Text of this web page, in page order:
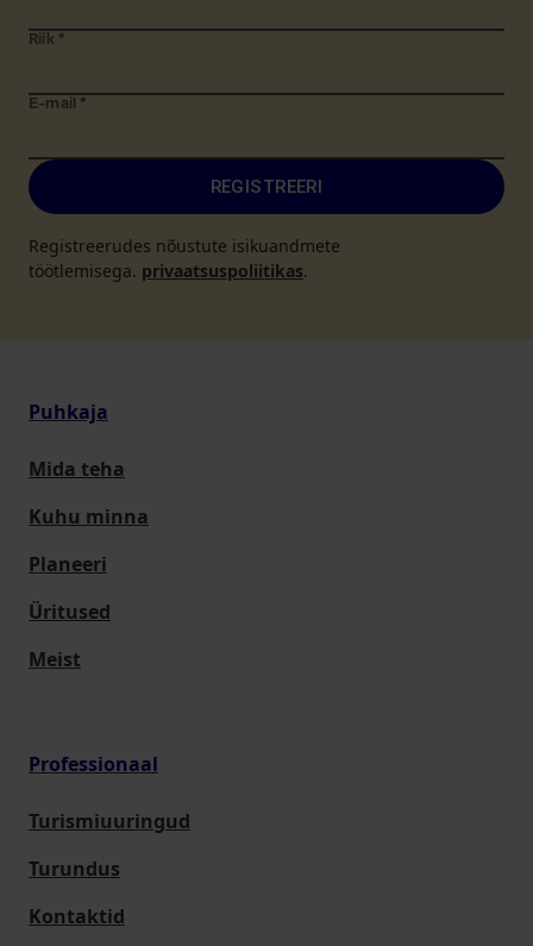
Riik *
E-mail *
REGISTREERI
Registreerudes nõustute isikuandmete
töötlemisega. privaatsuspoliitikas.
Puhkaja
Mida teha
Kuhu minna
Planeeri
Üritused
Meist
Professionaal
Turismiuuringud
Turundus
Kontaktid